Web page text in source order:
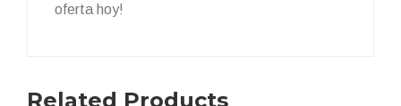
oferta hoy!
Related Products